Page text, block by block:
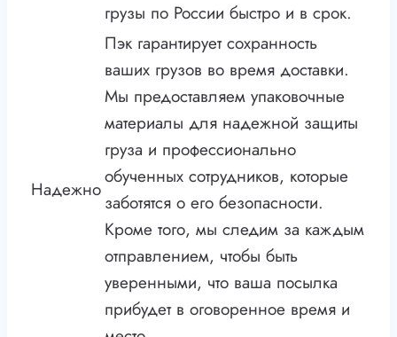
грузы по России быстро и в срок.
Надежно
Пэк гарантирует сохранность
ваших грузов во время доставки.
Мы предоставляем упаковочные
материалы для надежной защиты
груза и профессионально
обученных сотрудников, которые
заботятся о его безопасности.
Кроме того, мы следим за каждым
отправлением, чтобы быть
уверенными, что ваша посылка
прибудет в оговоренное время и